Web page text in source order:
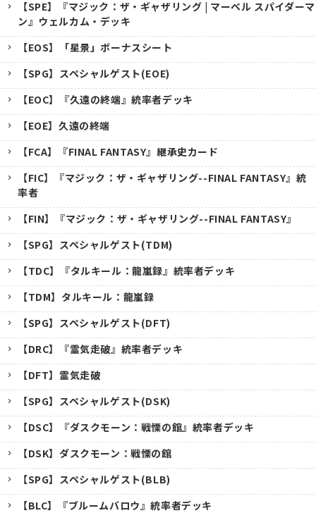
【SPE】『マジック：ザ・ギャザリング | マーベル スパイダーマ
ン』ウェルカム・デッキ
【EOS】「星景」ボーナスシート
【SPG】スペシャルゲスト(EOE)
【EOC】『久遠の終端』統率者デッキ
【EOE】久遠の終端
【FCA】『FINAL FANTASY』継承史カード
【FIC】『マジック：ザ・ギャザリング--FINAL FANTASY』統
率者
【FIN】『マジック：ザ・ギャザリング--FINAL FANTASY』
【SPG】スペシャルゲスト(TDM)
【TDC】『タルキール：龍嵐録』統率者デッキ
【TDM】タルキール：龍嵐録
【SPG】スペシャルゲスト(DFT)
【DRC】『霊気走破』統率者デッキ
【DFT】霊気走破
【SPG】スペシャルゲスト(DSK)
【DSC】『ダスクモーン：戦慄の館』統率者デッキ
【DSK】ダスクモーン：戦慄の館
【SPG】スペシャルゲスト(BLB)
【BLC】『ブルームバロウ』統率者デッキ